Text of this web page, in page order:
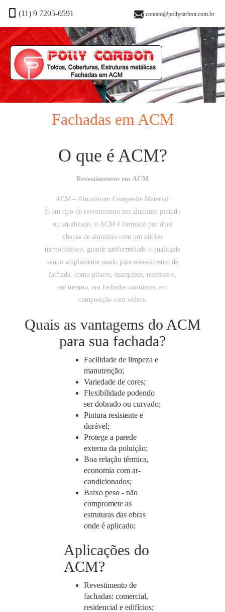
(11) 9 7205-6591 contato@pollycarbon.com.br
Fachadas em ACM
O que é ACM?
Revestimentos em ACM
ACM – Aluminium Composite Material:
É um tipo de revestimento em alumínio pintado
ou anodizado, o ACM é formado por duas
chapas de alumínio com um núcleo
termoplástico, grande uniformidade e qualidade
sendo amplamente usado para revestimento de
fachada, como pilares, marquises, testeiras e,
até mesmo, em fachadas contínuas, em
composição com vidros.
Quais as vantagems do ACM
para sua fachada?
Facilidade de limpeza e
manutenção;
Variedade de cores;
Flexibilidade podendo
ser dobrado ou curvado;
Pintura resistente e
durável;
Protege a parede
externa da poluição;
Boa relação térmica,
economia com ar-
condicionados;
Baixo peso - não
compromete as
estruturas das obras
onde é aplicado;
Aplicações do
ACM?
Revestimento de
fachadas: comercial,
residencial e edifícios;